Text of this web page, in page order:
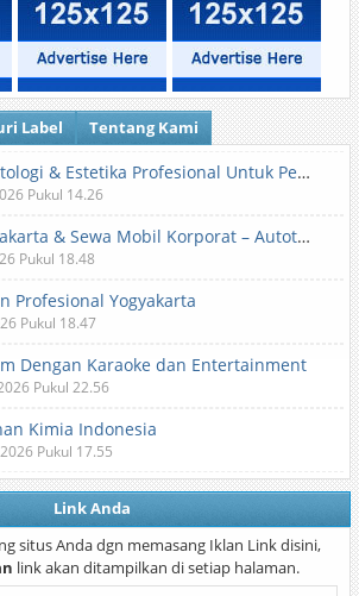
Label Tentang Kami
Klinik Dermatologi & Estetika Profesional Untuk Perawatan Kulit dan Kecantikan
Pukul 14.26
Sewa Mobil Jakarta & Sewa Mobil Korporat – Autotranz Indonesia
Pukul 18.48
Profesional Yogyakarta
Pukul 18.47
Dengan Karaoke dan Entertainment
Pukul 22.56
Kimia Indonesia
Pukul 17.55
Link Anda
situs Anda dgn memasang Iklan Link disini,
link akan ditampilkan di setiap halaman.